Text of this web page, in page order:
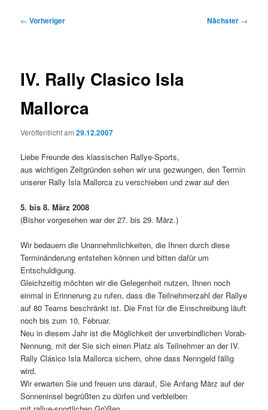
Beitragsnavigation
← Vorheriger Nächster →
IV. Rally Clasico Isla
Mallorca
Veröffentlicht am29.12.2007
Liebe Freunde des klassischen Rallye-Sports,
aus wichtigen Zeitgründen sehen wir uns gezwungen, den Termin
unserer Rally Isla Mallorca zu verschieben und zwar auf den
5. bis 8. März 2008
(Bisher vorgesehen war der 27. bis 29. März.)
Wir bedauern die Unannehmlichkeiten, die Ihnen durch diese
Terminänderung entstehen können und bitten dafür um
Entschuldigung.
Gleichzeitig möchten wir die Gelegenheit nutzen, Ihnen noch
einmal in Erinnerung zu rufen, dass die Teilnehmerzahl der Rallye
auf 80 Teams beschränkt ist. Die Frist für die Einschreibung läuft
noch bis zum 10. Februar.
Neu in diesem Jahr ist die Möglichkeit der unverbindlichen Vorab-
Nennung, mit der Sie sich einen Platz als Teilnehmer an der IV.
Rally Clásico Isla Mallorca sichern, ohne dass Nenngeld fällig
wird.
Wir erwarten Sie und freuen uns darauf, Sie Anfang März auf der
Sonneninsel begrüßten zu dürfen und verbleiben